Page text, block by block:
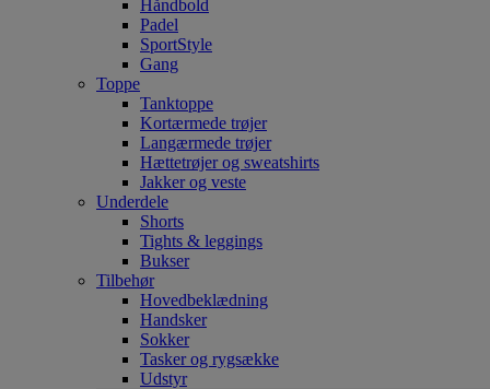
Håndbold
Padel
SportStyle
Gang
Toppe
Tanktoppe
Kortærmede trøjer
Langærmede trøjer
Hættetrøjer og sweatshirts
Jakker og veste
Underdele
Shorts
Tights & leggings
Bukser
Tilbehør
Hovedbeklædning
Handsker
Sokker
Tasker og rygsække
Udstyr